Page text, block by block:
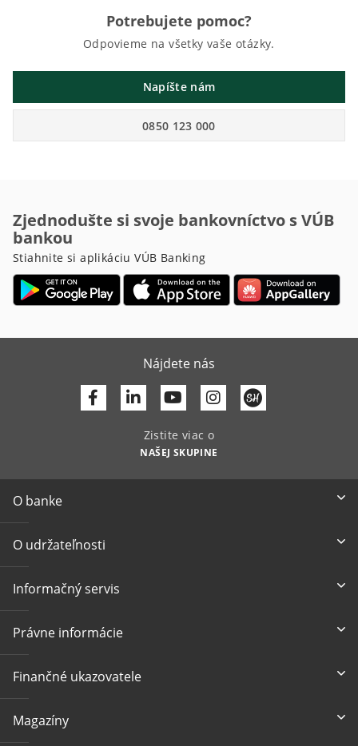
Potrebujete pomoc?
Odpovieme na všetky vaše otázky.
Napíšte nám
0850 123 000
Zjednodušte si svoje bankovníctvo s VÚB
bankou
Stiahnite si aplikáciu VÚB Banking
Nájdete nás
Facebook
LinkedinYoutube
Zistite viac o
NAŠEJ SKUPINE
O banke
O udržateľnosti
Informačný servis
Právne informácie
Finančné ukazovatele
Magazíny